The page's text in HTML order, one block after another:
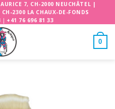
7, CH-2000 NEUCHÂTEL |
2300 LA CHAUX-DE-FONDS
| +41 76 696 81 33
0